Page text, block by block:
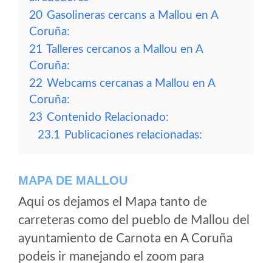
20 Gasolineras cercans a Mallou en A
Coruña:
21 Talleres cercanos a Mallou en A
Coruña:
22 Webcams cercanas a Mallou en A
Coruña:
23 Contenido Relacionado:
23.1 Publicaciones relacionadas:
MAPA DE MALLOU
Aqui os dejamos el Mapa tanto de
carreteras como del pueblo de Mallou del
ayuntamiento de Carnota en A Coruña
podeis ir manejando el zoom para